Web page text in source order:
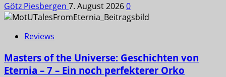
Götz Piesbergen 7. August 20260
Reviews
Masters of the Universe: Geschichten von
Eternia – 7 – Ein noch perfekterer Orko